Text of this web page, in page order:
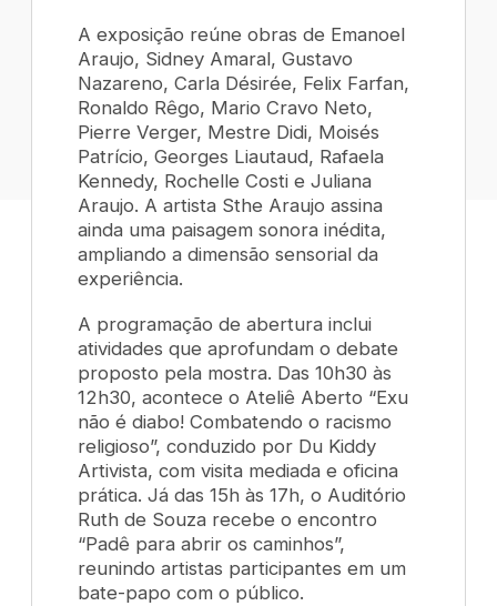
A exposição reúne obras de Emanoel
Araujo, Sidney Amaral, Gustavo
Nazareno, Carla Désirée, Felix Farfan,
Ronaldo Rêgo, Mario Cravo Neto,
Pierre Verger, Mestre Didi, Moisés
Patrício, Georges Liautaud, Rafaela
Kennedy, Rochelle Costi e Juliana
Araujo. A artista Sthe Araujo assina
ainda uma paisagem sonora inédita,
ampliando a dimensão sensorial da
experiência.
A programação de abertura inclui
atividades que aprofundam o debate
proposto pela mostra. Das 10h30 às
12h30, acontece o Ateliê Aberto “Exu
não é diabo! Combatendo o racismo
religioso”, conduzido por Du Kiddy
Artivista, com visita mediada e oficina
prática. Já das 15h às 17h, o Auditório
Ruth de Souza recebe o encontro
“Padê para abrir os caminhos”,
reunindo artistas participantes em um
bate-papo com o público.